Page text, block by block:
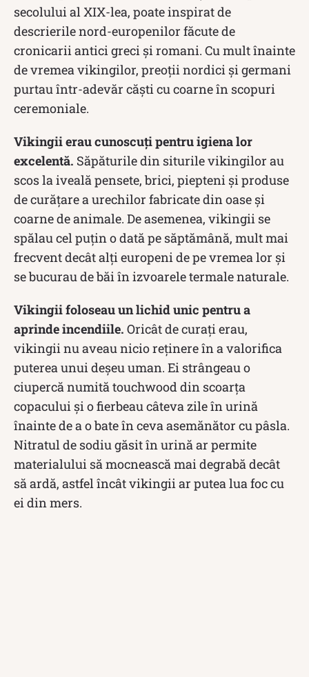
secolului al XIX-lea, poate inspirat de
descrierile nord-europenilor făcute de
cronicarii antici greci și romani. Cu mult înainte
de vremea vikingilor, preoții nordici și germani
purtau într-adevăr căști cu coarne în scopuri
ceremoniale.
Vikingii erau cunoscuți pentru igiena lor
excelentă. Săpăturile din siturile vikingilor au
scos la iveală pensete, brici, piepteni și produse
de curățare a urechilor fabricate din oase și
coarne de animale. De asemenea, vikingii se
spălau cel puțin o dată pe săptămână, mult mai
frecvent decât alți europeni de pe vremea lor și
se bucurau de băi în izvoarele termale naturale.
Vikingii foloseau un lichid unic pentru a
aprinde incendiile. Oricât de curați erau,
vikingii nu aveau nicio reținere în a valorifica
puterea unui deșeu uman. Ei strângeau o
ciupercă numită touchwood din scoarța
copacului și o fierbeau câteva zile în urină
înainte de a o bate în ceva asemănător cu pâsla.
Nitratul de sodiu găsit în urină ar permite
materialului să mocnească mai degrabă decât
să ardă, astfel încât vikingii ar putea lua foc cu
ei din mers.